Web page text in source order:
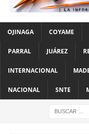
OJINAGA COYAME
PARRAL JUÁREZ
INTERNACIONAL
NACIONAL SNTE